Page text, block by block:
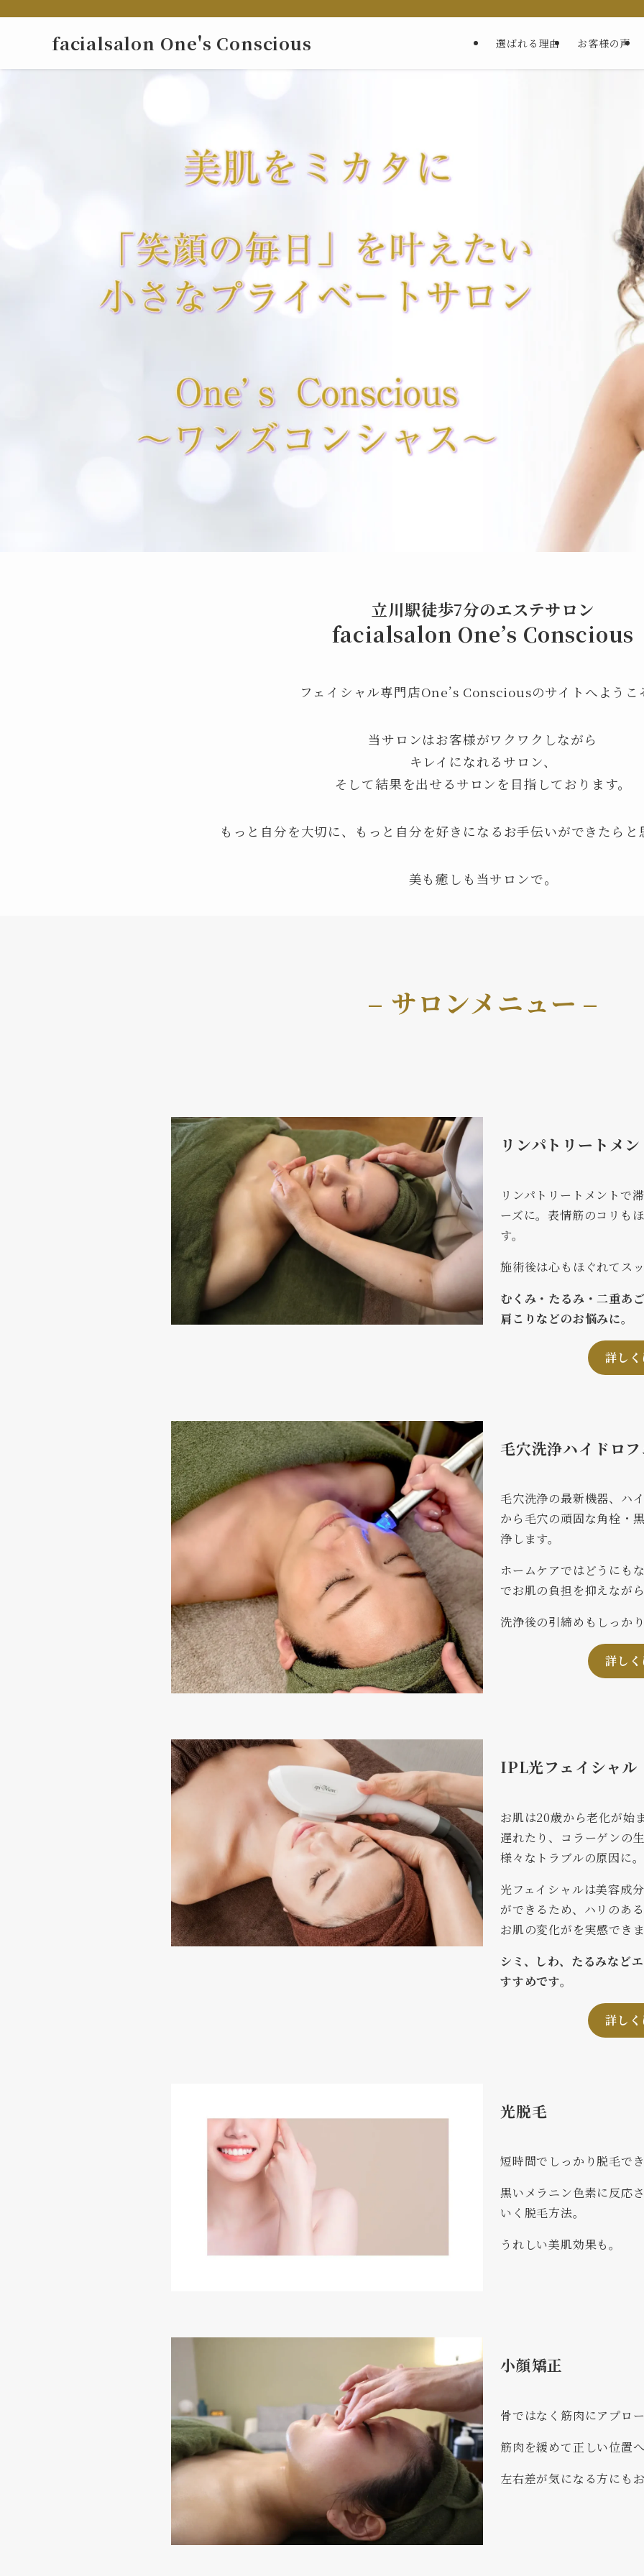
facialsalon One's Conscious 選ばれる理由 お客様の声
立川駅徒歩7分のエステサロン
facialsalon One’s Conscious
フェイシャル専門店One’s Consciousのサイトへようこ
当サロンはお客様がワクワクしながら
キレイになれるサロン、
そして結果を出せるサロンを目指しております。
もっと自分を大切に、もっと自分を好きになるお手伝いができたらと
美も癒しも当サロンで。
– サロンメニュー –
リンパトリートメン
リンパトリートメントで
ーズに。表情筋のコリも
す。
施術後は心もほぐれてスッ
むくみ・たるみ・二重あ
肩こりなどのお悩みに。
詳し
毛穴洗浄ハイドロ
毛穴洗浄の最新機器、ハ
から毛穴の頑固な角栓・
浄します。
ホームケアではどうにも
でお肌の負担を抑えなが
洗浄後の引締めもしっか
詳し
IPL光フェイシャル
お肌は20歳から老化が始
遅れたり、コラーゲンの
様々なトラブルの原因に。
光フェイシャルは美容成
ができるため、ハリのあ
お肌の変化がを実感できま
シミ、しわ、たるみなど
すすめです。
詳し
光脱毛
短時間でしっかり脱毛で
黒いメラニン色素に反応
いく脱毛方法。
うれしい美肌効果も。
小顔矯正
骨ではなく筋肉にアプロ
筋肉を緩めて正しい位置へ
左右差が気になる方にもお